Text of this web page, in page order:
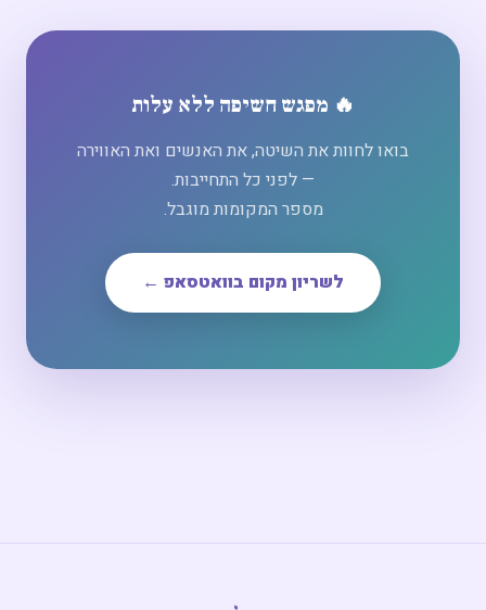
🔥 מפגש חשיפה ללא עלות
בואו לחוות את השיטה, את האנשים ואת האווירה
— לפני כל התחייבות.
מספר המקומות מוגבל.
לשריון מקום בוואטסאפ ←